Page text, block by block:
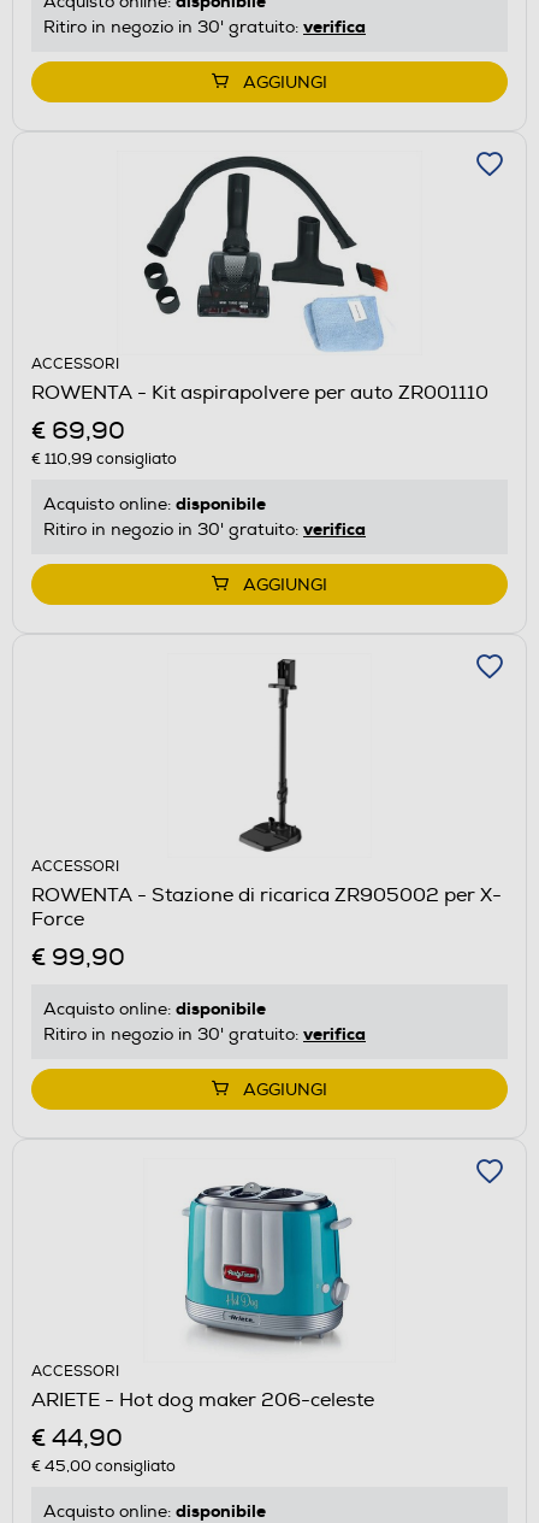
Ritiro in negozio in 30' gratuito: verifica
AGGIUNGI
ACCESSORI
ROWENTA - Kit aspirapolvere per auto ZR001110
€ 69,90
€ 110,99 consigliato
Acquisto online: disponibile
Ritiro in negozio in 30' gratuito: verifica
AGGIUNGI
ACCESSORI
ROWENTA - Stazione di ricarica ZR905002 per X-
Force
€ 99,90
Acquisto online: disponibile
Ritiro in negozio in 30' gratuito: verifica
AGGIUNGI
ACCESSORI
ARIETE - Hot dog maker 206-celeste
€ 44,90
€ 45,00consigliato
Acquisto online: disponibile